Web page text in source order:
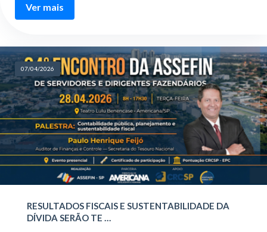
Ver mais
07/04/2026
RESULTADOS FISCAIS E SUSTENTABILIDADE DA
DÍVIDA SERÃO TE …